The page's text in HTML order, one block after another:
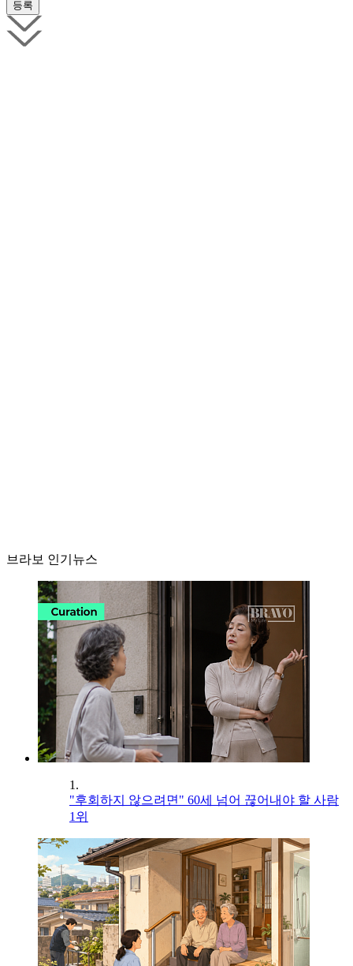
브라보 인기뉴스
1.
"후회하지 않으려면" 60세 넘어 끊어내야 할 사람
1위